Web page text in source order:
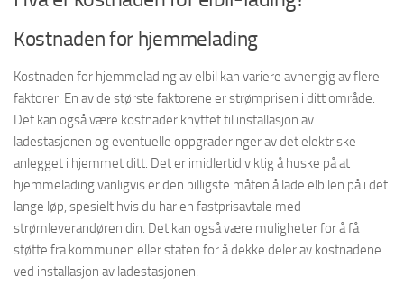
Kostnaden for hjemmelading
Kostnaden for hjemmelading av elbil kan variere avhengig av flere
faktorer. En av de største faktorene er strømprisen i ditt område.
Det kan også være kostnader knyttet til installasjon av
ladestasjonen og eventuelle oppgraderinger av det elektriske
anlegget i hjemmet ditt. Det er imidlertid viktig å huske på at
hjemmelading vanligvis er den billigste måten å lade elbilen på i det
lange løp, spesielt hvis du har en fastprisavtale med
strømleverandøren din. Det kan også være muligheter for å få
støtte fra kommunen eller staten for å dekke deler av kostnadene
ved installasjon av ladestasjonen.